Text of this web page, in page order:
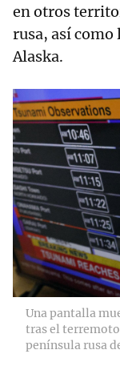
en otros
rusa, así como
Alaska.
Una pantalla
tras el
península rusa